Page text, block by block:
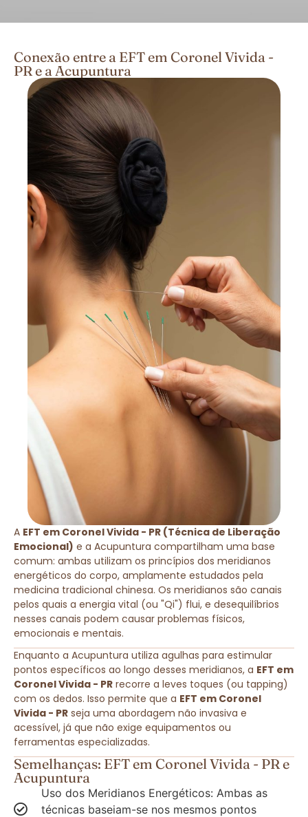
Conexão entre a EFT em Coronel Vivida -
PR e a Acupuntura
A EFT em Coronel Vivida - PR (Técnica de Liberação
Emocional) e a Acupuntura compartilham uma base
comum: ambas utilizam os princípios dos meridianos
energéticos do corpo, amplamente estudados pela
medicina tradicional chinesa. Os meridianos são canais
pelos quais a energia vital (ou "Qi") flui, e desequilíbrios
nesses canais podem causar problemas físicos,
emocionais e mentais.
Enquanto a Acupuntura utiliza agulhas para estimular
pontos específicos ao longo desses meridianos, a EFT em
Coronel Vivida - PR recorre a leves toques (ou tapping)
com os dedos. Isso permite que a EFT em Coronel
Vivida - PR seja uma abordagem não invasiva e
acessível, já que não exige equipamentos ou
ferramentas especializadas.
Semelhanças: EFT em Coronel Vivida - PR e
Acupuntura
Uso dos Meridianos Energéticos: Ambas as
técnicas baseiam-se nos mesmos pontos